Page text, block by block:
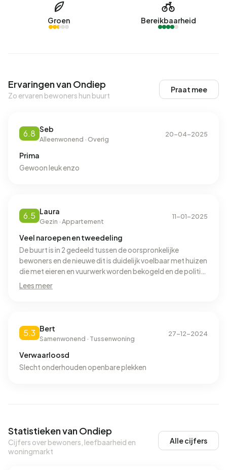
Groen Bereikbaarheid
Ervaringen van Ondiep
Zo ervaren bewoners hun buurt
Praat mee
6.8 Seb
Alleenwonend · Overig
20-04-2025
Prima
Gewoon leuk enzo
6.5 Laura
Gezin · Appartement
11-01-2025
Veel naroepen en tweedeling
De buurt is in 2 gedeeld tussen de oorspronkelijke
bewoners en de nieuwe dit is duidelijk voelbaar met huizen
die met eieren en vuurwerk worden bekogeld en de politie
doet niets.
Lees meer
5.3 Bert
Samenwonend · Tussenwoning
27-12-2024
Verwaarloosd
Slecht onderhouden openbare plekken
Statistieken van Ondiep
Cijfers over bewoners, leefbaarheid en
woningmarkt
Alle cijfers